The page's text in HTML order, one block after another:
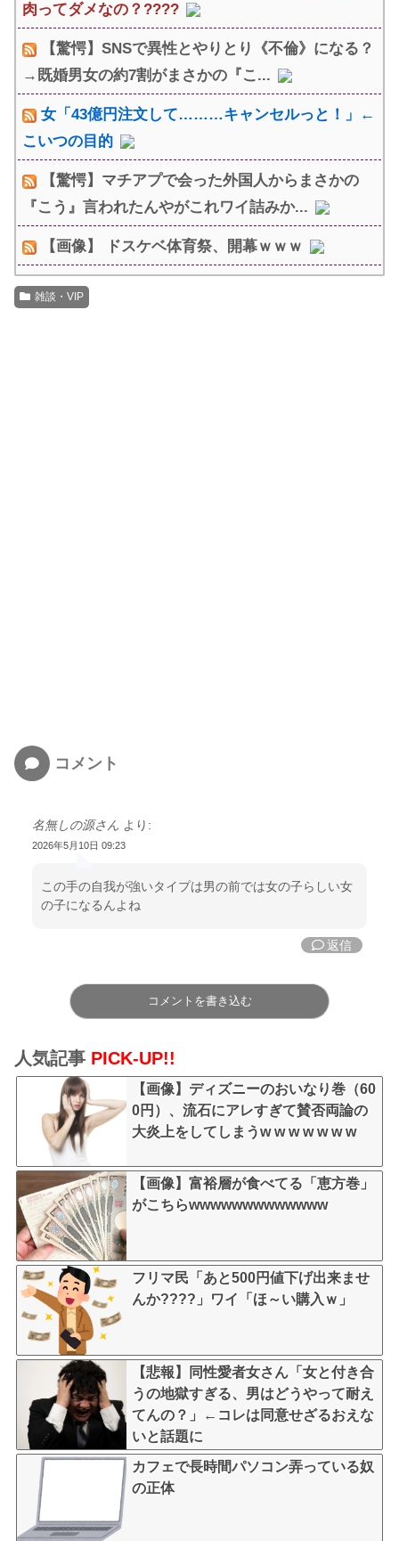
肉ってダメなの？????
【驚愕】SNSで異性とやりとり《不倫》になる？
→既婚男女の約7割がまさかの『こ...
女「43億円注文して………キャンセルっと！」←
こいつの目的
【驚愕】マチアプで会った外国人からまさかの
『こう』言われたんやがこれワイ詰みか...
【画像】 ドスケベ体育祭、開幕ｗｗｗ
雑談・VIP
コメント
名無しの源さん より:
2026年5月10日 09:23
この手の自我が強いタイプは男の前では女の子らしい女
の子になるんよね
返信
コメントを書き込む
人気記事 PICK-UP!!
【画像】ディズニーのおいなり巻（60
0円）、流石にアレすぎて賛否両論の
大炎上をしてしまうw w w w w w w
【画像】富裕層が食べてる「恵方巻」
がこちらwwwwwwwwwwwww
フリマ民「あと500円値下げ出来ませ
んか????」ワイ「ほ～い購入ｗ」
【悲報】同性愛者女さん「女と付き合
うの地獄すぎる、男はどうやって耐え
てんの？」←コレは同意せざるおえな
いと話題に
カフェで長時間パソコン弄っている奴
の正体